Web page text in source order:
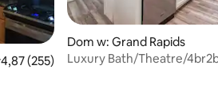
ocena: 4,87 na 5, liczba recenzji:
4,87 (255)
Dom w: Grand Rapids
Luxury Bath/Theatre/